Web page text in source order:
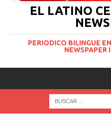
EL LATINO
PERIODICO BILINGUE
NEWSPAPER